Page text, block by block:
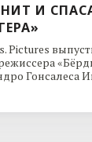
И
Pictures
Гонсалеса